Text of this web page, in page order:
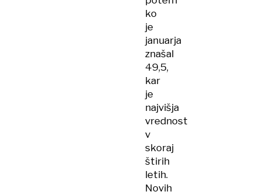
ko
je
januarja
znašal
49,5,
kar
je
najvišja
vrednost
v
skoraj
štirih
letih.
Novih